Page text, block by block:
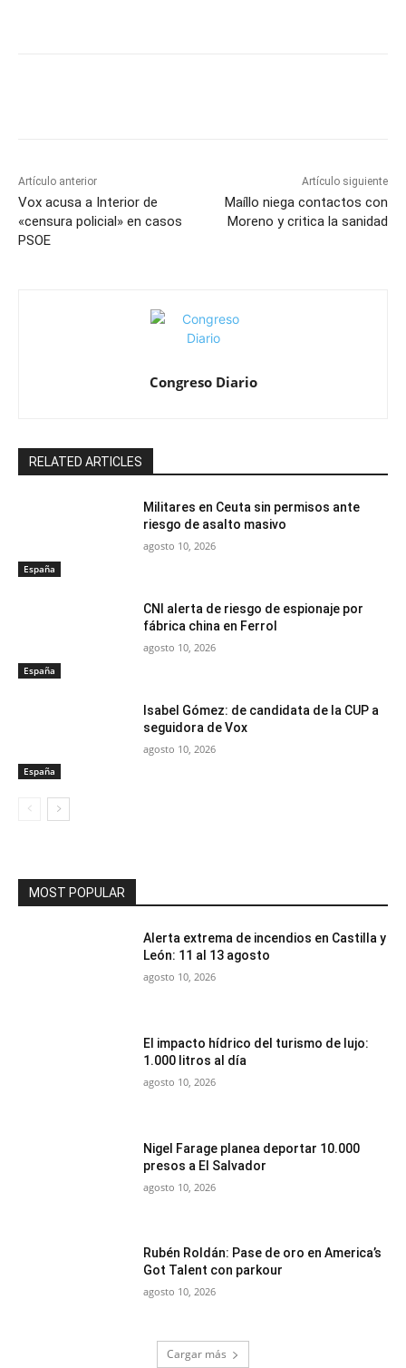
Artículo anterior
Vox acusa a Interior de
«censura policial» en casos
PSOE
Artículo siguiente
Maíllo niega contactos con
Moreno y critica la sanidad
Congreso Diario
RELATED ARTICLES
España
Militares en Ceuta sin permisos ante
riesgo de asalto masivo
agosto 10, 2026
España
CNI alerta de riesgo de espionaje por
fábrica china en Ferrol
agosto 10, 2026
España
Isabel Gómez: de candidata de la CUP a
seguidora de Vox
agosto 10, 2026
MOST POPULAR
Alerta extrema de incendios en Castilla y
León: 11 al 13 agosto
agosto 10, 2026
El impacto hídrico del turismo de lujo:
1.000 litros al día
agosto 10, 2026
Nigel Farage planea deportar 10.000
presos a El Salvador
agosto 10, 2026
Rubén Roldán: Pase de oro en America’s
Got Talent con parkour
agosto 10, 2026
Cargar más